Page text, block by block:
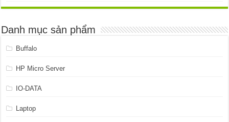
4.899.999 ₫.
là:
Danh mục sản phẩm
Buffalo
HP Micro Server
IO-DATA
Laptop